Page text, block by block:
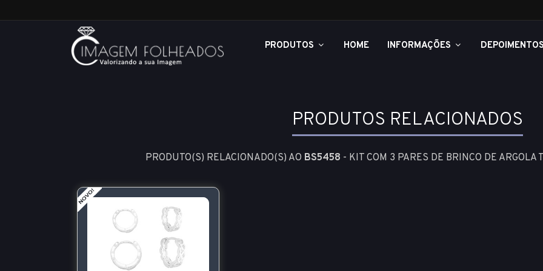
PRODUTOS HOME INFORMAÇÕES
PRODUTOS RELACIONADOS
PRODUTO(S) RELACIONADO(S) AO BS5458 - KIT COM 3 PARES DE BRINCO DE ARGOLA